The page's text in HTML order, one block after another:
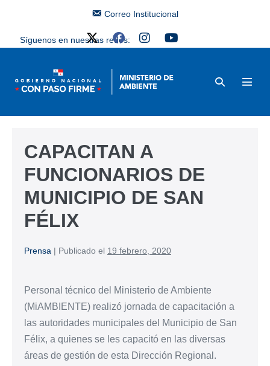
Correo Institucional
Síguenos en nuestras redes:
CAPACITAN A
FUNCIONARIOS DE
MUNICIPIO DE SAN
FÉLIX
Prensa | Publicado el 19 febrero, 2020
Personal técnico del Ministerio de Ambiente
(MiAMBIENTE) realizó jornada de capacitación a
las autoridades municipales del Municipio de San
Félix, a quienes se les capacitó en las diversas
áreas de gestión de esta Dirección Regional.